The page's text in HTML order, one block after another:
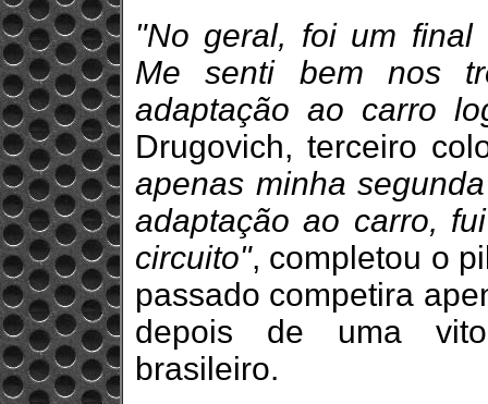
"No geral, foi um final
Me senti bem nos
adaptação ao carro
Drugovich, terceiro
apenas minha
adaptação ao carro,
circuito", completou o
passado competira
depois de uma
brasileiro.